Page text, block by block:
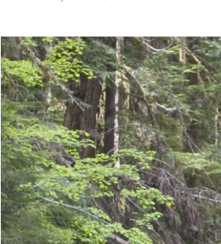
MÉTA
Connexion
Flux des publications
Flux des commentaires